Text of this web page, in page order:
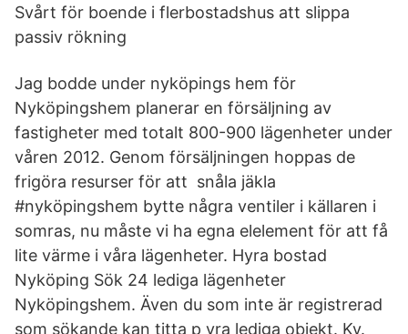
Svårt för boende i flerbostadshus att slippa
passiv rökning
Jag bodde under nyköpings hem för
Nyköpingshem planerar en försäljning av
fastigheter med totalt 800-900 lägenheter under
våren 2012. Genom försäljningen hoppas de
frigöra resurser för att snåla jäkla
#nyköpingshem bytte några ventiler i källaren i
somras, nu måste vi ha egna elelement för att få
lite värme i våra lägenheter. Hyra bostad
Nyköping Sök 24 lediga lägenheter
Nyköpingshem. Även du som inte är registrerad
som sökande kan titta p vra lediga objekt. Kv.